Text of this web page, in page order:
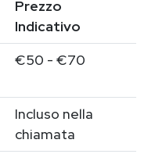
Prezzo
Indicativo
€50 - €70
Incluso nella
chiamata